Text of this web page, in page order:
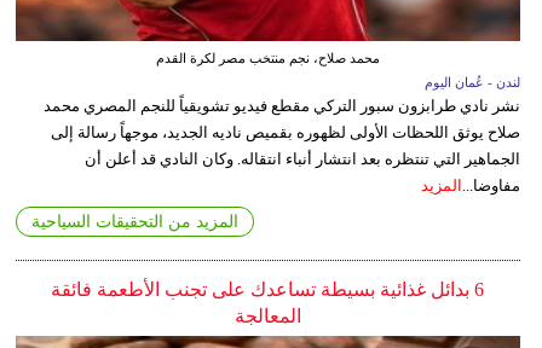
محمد صلاح، نجم منتخب مصر لكرة القدم
لندن - عُمان اليوم
نشر نادي طرابزون سبور التركي مقطع فيديو تشويقياً للنجم المصري محمد
صلاح يوثق اللحظات الأولى لظهوره بقميص ناديه الجديد، موجهاً رسالة إلى
الجماهير التي تنتظره بعد انتشار أنباء انتقاله. وكان النادي قد أعلن أن
مفاوضا...
المزيد
المزيد من التحقيقات السياحية
6 بدائل غذائية بسيطة تساعدك على تجنب الأطعمة فائقة
المعالجة